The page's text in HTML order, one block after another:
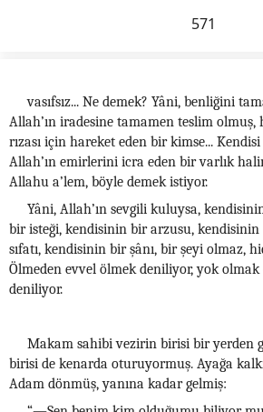
571
vasıfsız... Ne demek? Yâni, benliğini
Allah’ın iradesine tamamen teslim olmuş,
rızası için hareket eden bir kimse...
Allah’ın emirlerini icra eden bir varlık
Allahu a’lem, böyle demek istiyor.
Yâni, Allah’ın sevgili kuluysa,
bir isteği, kendisinin bir arzusu,
sıfatı, kendisinin bir şânı, bir şeyi olmaz,
Ölmeden evvel ölmek deniliyor, yok
deniliyor.
Makam sahibi vezirin birisi bir yerden
birisi de kenarda oturuyormuş. Ayağa
Adam dönmüş, yanına kadar gelmiş: